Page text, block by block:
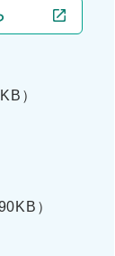
）
）